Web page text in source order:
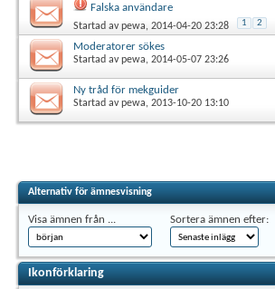
Falska användare
Startad avpewa, 2014-04-20 23:28 1 2
Moderatorer sökes
Startad avpewa, 2014-05-07 23:26
Ny tråd för mekguider
Startad avpewa, 2013-10-20 13:10
Alternativ för ämnesvisning
Visa ämnen från ... Sortera ämnen efter:
Ikonförklaring